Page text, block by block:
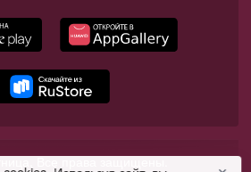
Все права защищены.